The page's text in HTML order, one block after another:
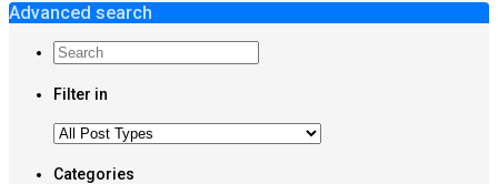
Advanced search
Filter in
Categories